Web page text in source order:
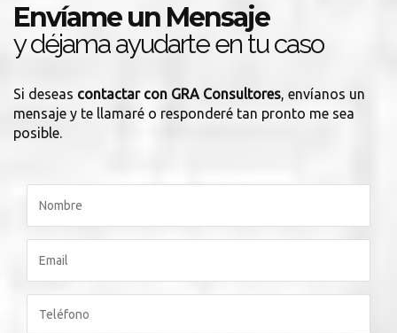
Envíame un Mensaje
y déjama ayudarte en tu caso
Si deseas contactar con GRA Consultores, envíanos un
mensaje y te llamaré o responderé tan pronto me sea
posible.